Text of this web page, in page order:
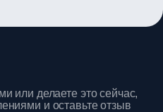
или делаете это сейчас,
и оставьте отзыв